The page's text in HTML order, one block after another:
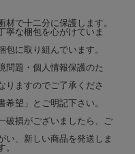
で十二分に保護します。
寧な梱包を心がけていま
に取り組んでいます。
問題・個人情報保護のた
りますのでご了承くださ
望」とご明記下さい。
破損がございましたら、ご
い、新しい商品を発送しま